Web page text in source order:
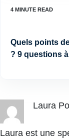
Quels points
? 9 questions
Laura
Laura est une